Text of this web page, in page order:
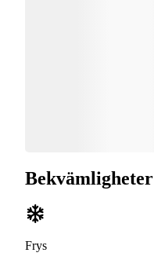
Bekvämligheter
Frys